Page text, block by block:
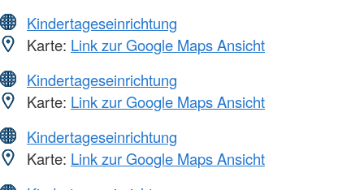
Kindertageseinrichtung
Karte: Link zur Google Maps Ansicht
Kindertageseinrichtung
Karte: Link zur Google Maps Ansicht
Kindertageseinrichtung
Karte: Link zur Google Maps Ansicht